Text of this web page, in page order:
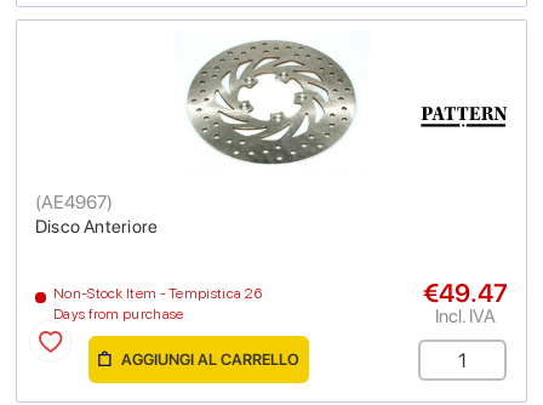
Disco Anteriore
(AE4967)
Non-Stock Item - Tempistica 26
Days from purchase
€49.47
Incl. IVA
AGGIUNGI AL CARRELLO